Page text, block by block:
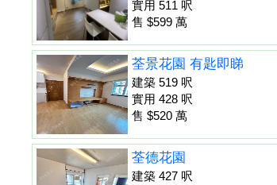
實用 511 呎
售 $599 萬
荃景花園 有匙即睇
建築 519 呎
實用 428 呎
售 $520 萬
荃德花園
建築 427 呎